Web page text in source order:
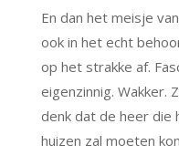
En dan het meisje
ook in het echt
op het strakke af.
eigenzinnig. Wakker.
denk dat de heer die
huizen zal moeten